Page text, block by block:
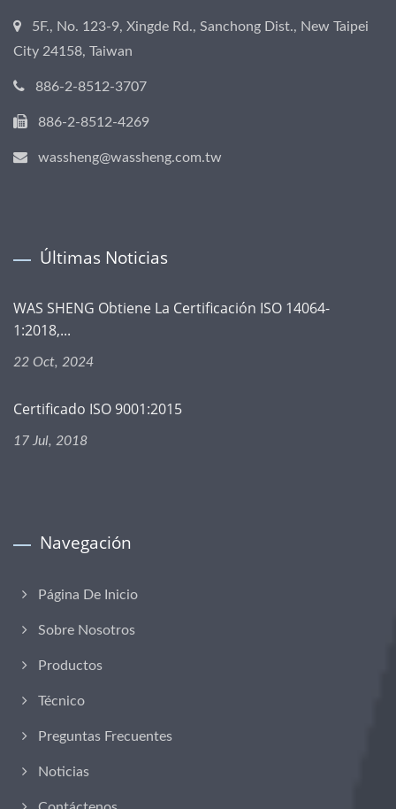
5F., No. 123-9, Xingde Rd., Sanchong Dist., New Taipei
City 24158, Taiwan
886-2-8512-3707
886-2-8512-4269
wassheng@wassheng.com.tw
Últimas Noticias
WAS SHENG Obtiene La Certificación ISO 14064-
1:2018,...
22 Oct, 2024
Certificado ISO 9001:2015
17 Jul, 2018
Navegación
Página De Inicio
Sobre Nosotros
Productos
Técnico
Preguntas Frecuentes
Noticias